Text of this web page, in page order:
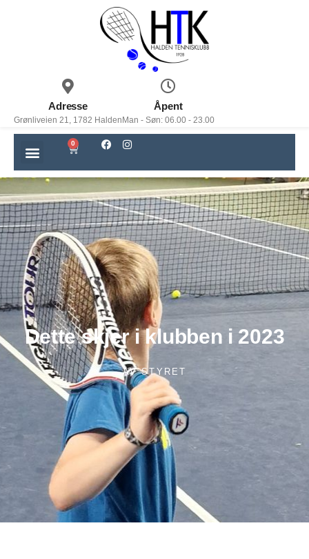
Adresse
Grønliveien 21, 1782 Halden
Åpent
Man - Søn: 06.00 - 23.00
0
Dette skjer i klubben i 2023
AVSTYRET